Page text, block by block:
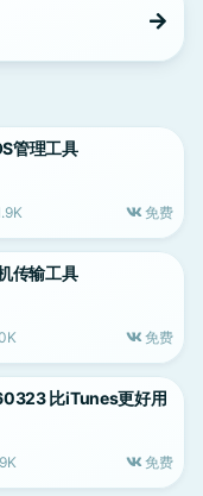
管理工具
免费
传输工具
免费
比iTunes更好用
免费